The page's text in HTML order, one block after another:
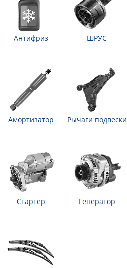
Антифриз ШРУС
Амортизатор Рычаги подвески
Стартер Генератор